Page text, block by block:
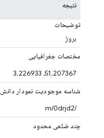
نتیجه
توضیحات
بروژ
مختصات جغرافیایی
51.207367, 3.226933
شناسه موجودیت نمودار دانش
/m/0drjd2
چند ضلعی محدود